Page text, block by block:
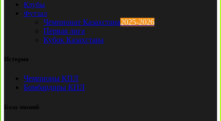
Клубы
Футзал
Чемпионат Казахстана2025-2026
Первая лига
Кубок Казахстана
История
Чемпионы КПЛ
Бомбардиры КПЛ
База знаний